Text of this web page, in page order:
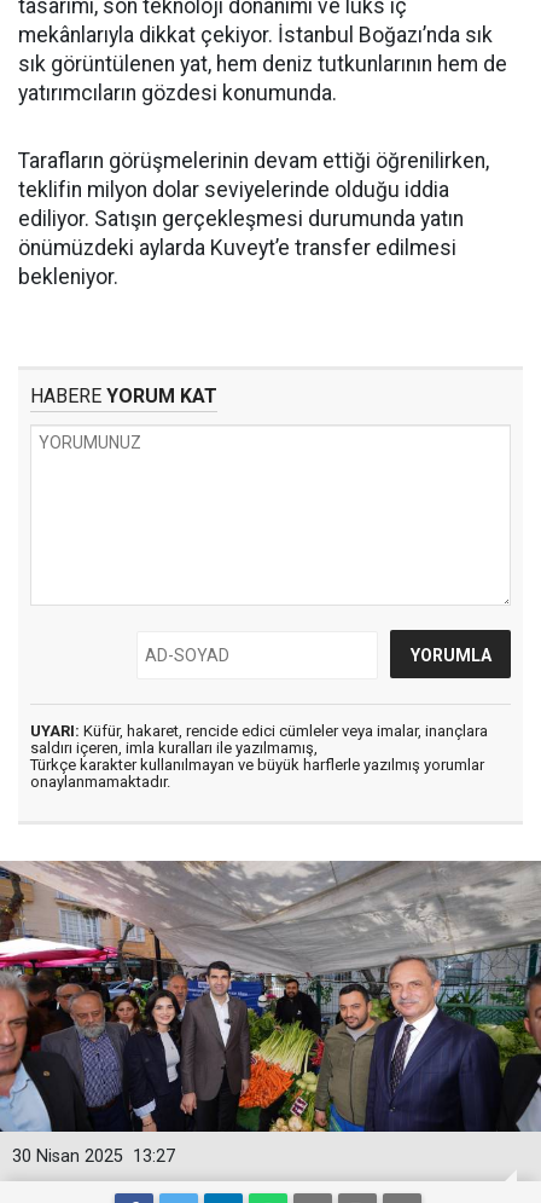
tasarımı, son teknoloji donanımı ve lüks iç
mekânlarıyla dikkat çekiyor. İstanbul Boğazı’nda sık
sık görüntülenen yat, hem deniz tutkunlarının hem de
yatırımcıların gözdesi konumunda.
Tarafların görüşmelerinin devam ettiği öğrenilirken,
teklifin milyon dolar seviyelerinde olduğu iddia
ediliyor. Satışın gerçekleşmesi durumunda yatın
önümüzdeki aylarda Kuveyt’e transfer edilmesi
bekleniyor.
HABERE YORUM KAT
UYARI: Küfür, hakaret, rencide edici cümleler veya imalar, inançlara
saldırı içeren, imla kuralları ile yazılmamış,
Türkçe karakter kullanılmayan ve büyük harflerle yazılmış yorumlar
onaylanmamaktadır.
13:27
30 Nisan 2025